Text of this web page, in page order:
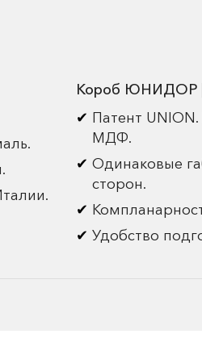
Короб ЮНИДОР |
Патент
МДФ.
Одинаковые
сторон.
Удобство